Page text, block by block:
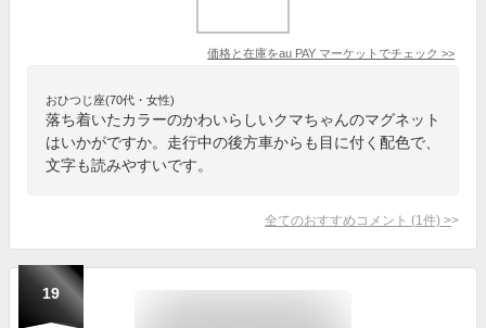
価格と在庫をau PAY マーケット でチェック >>
おひつじ座(70代・女性)
落ち着いたカラーのかわいらしいクマちゃんのマグネット
はいかがですか。走行中の後方車からも目に付く配色で、
文字も読みやすいです。
全てのおすすめコメント (1 件) >
19